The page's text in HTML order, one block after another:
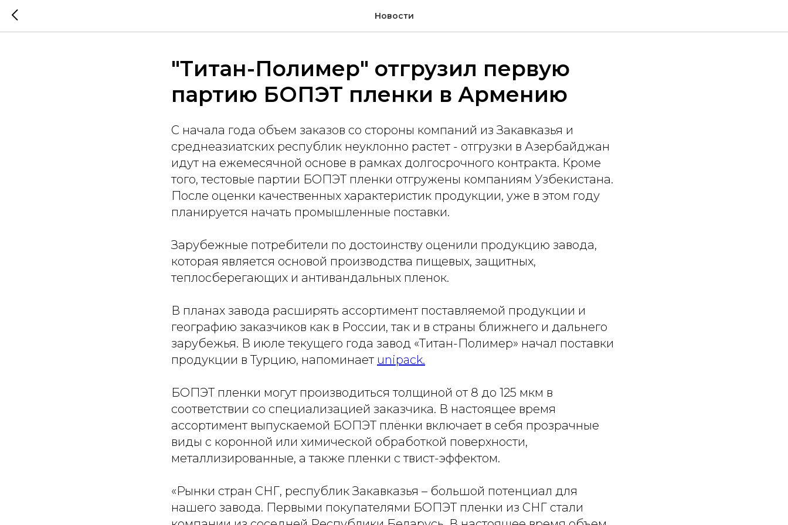
Новости
"Титан-Полимер" отгрузил первую
партию БОПЭТ пленки в Армению
С начала года объем заказов со стороны компаний из Закавказья и
среднеазиатских республик неуклонно растет - отгрузки в Азербайджан
идут на ежемесячной основе в рамках долгосрочного контракта. Кроме
того, тестовые партии БОПЭТ пленки отгружены компаниям Узбекистана.
После оценки качественных характеристик продукции, уже в этом году
планируется начать промышленные поставки.
Зарубежные потребители по достоинству оценили продукцию завода,
которая является основой производства пищевых, защитных,
теплосберегающих и антивандальных пленок.
В планах завода расширять ассортимент поставляемой продукции и
географию заказчиков как в России, так и в страны ближнего и дальнего
зарубежья. В июле текущего года завод «Титан-Полимер» начал поставки
продукции в Турцию, напоминает unipack.
БОПЭТ пленки могут производиться толщиной от 8 до 125 мкм в
соответствии со специализацией заказчика. В настоящее время
ассортимент выпускаемой БОПЭТ плёнки включает в себя прозрачные
виды с коронной или химической обработкой поверхности,
металлизированные, а также пленки с твист-эффектом.
«Рынки стран СНГ, республик Закавказья – большой потенциал для
нашего завода. Первыми покупателями БОПЭТ пленки из СНГ стали